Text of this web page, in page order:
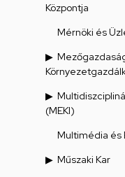
Központja
Mérnöki és
(MEKI)
Multimédia és
Műszaki Kar